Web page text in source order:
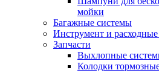
мойки
Багажные системы
Инструмент и
Запчасти
Выхлопные
Колодки